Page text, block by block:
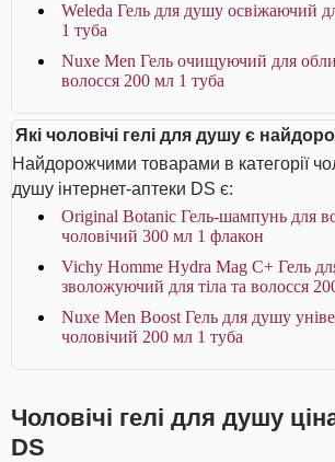
Weleda Гель для душу освіжаючий
1 туба
Nuxe Men Гель очищуючий для
волосся 200 мл 1 туба
Які чоловічі гелі для душу є
Найдорожчими товарами в категорії
душу інтернет-аптеки DS є:
Original Botanic Гель-шампунь для
чоловічий 300 мл 1 флакон
Vichy Homme Hydra Mag C+ Гель
зволожуючий для тіла та волосся
Nuxe Men Boost Гель для душу
чоловічий 200 мл 1 туба
Чоловічі гелі для душу
DS